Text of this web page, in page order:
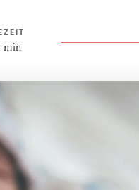
min